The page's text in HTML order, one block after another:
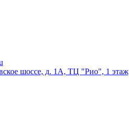
шоссе, д. 1А, ТЦ "Рио", 1